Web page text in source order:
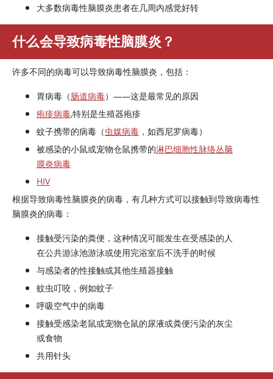
大多数病毒性脑膜炎患者在几周内感觉好转
什么会导致病毒性脑膜炎？
许多不同的病毒可以导致病毒性脑膜炎，包括：
胃病毒（肠道病毒）——这是最常见的原因
疱疹病毒,特别是生殖器疱疹
蚊子携带的病毒（虫媒病毒 ，如西尼罗病毒）
被感染的小鼠或宠物仓鼠携带的淋巴细胞性脉络丛脑
膜炎病毒
HIV
根据导致病毒性脑膜炎的病毒，有几种方式可以接触到导致病毒性
脑膜炎的病毒：
接触受污染的粪便，这种情况可能发生在受感染的人
在公共游泳池游泳或使用完浴室后不洗手的时候
与感染者的性接触或其他生殖器接触
蚊虫叮咬，例如蚊子
呼吸空气中的病毒
接触受感染老鼠或宠物仓鼠的尿液或粪便污染的灰尘
或食物
共用针头